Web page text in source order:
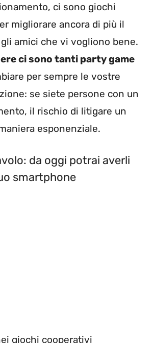
ci sono giochi
migliorare ancora di più il
amici che vi vogliono bene.
ci sono tanti party game
per sempre le vostre
se siete persone con un
il rischio di litigare un
esponenziale.
da oggi potrai averli
smartphone
giochi cooperativi